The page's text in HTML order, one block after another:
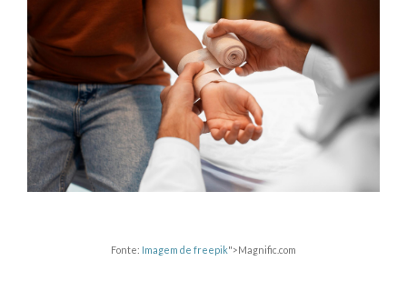
Fonte: Imagem de freepik">Magnific.com